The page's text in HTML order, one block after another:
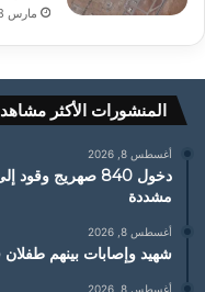
مارس 28, 2026
المنشورات الأكثر
أغسطس 8, 2026
دخول 840 صهريج
مشددة
أغسطس 8, 2026
شهيد وإصابات بينهم
أغسطس 8, 2026